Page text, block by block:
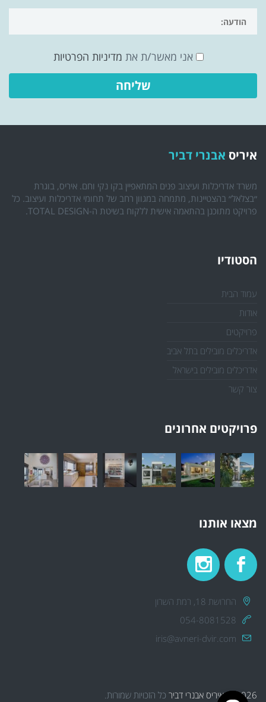
אני מאשר/ת את מדיניות הפרטיות
איריס אבנרי דביר
משרד אדריכלות ועיצוב פנים המתאפיין בקו נקי וחם. איריס, בוגרת
״בצלאל״ בהצטיינות, מתמחה במגוון רחב של תחומי אדריכלות ועיצוב. כל
פרויקט מתוכנן בהתאמה אישית ללקוח בשיטת ה-TOTAL DESIGN.
הסטודיו
עמוד הבית
אודות
פרויקטים
אדריכלים מובילים בתל אביב
אדריכלים מובילים בישראל
צור קשר
פרויקטים אחרונים
מצאו אותנו
החרושת 18, רמת השרון
054-8081528
iris@avneri-dvir.com
2026 © איריס אבנרי דביר כל הזכויות שמורות.